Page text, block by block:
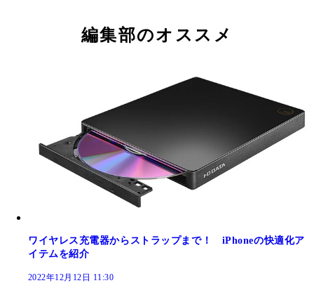
編集部のオススメ
ワイヤレス充電器からストラップまで！ iPhoneの快適化ア
イテムを紹介
2022年12月12日 11:30